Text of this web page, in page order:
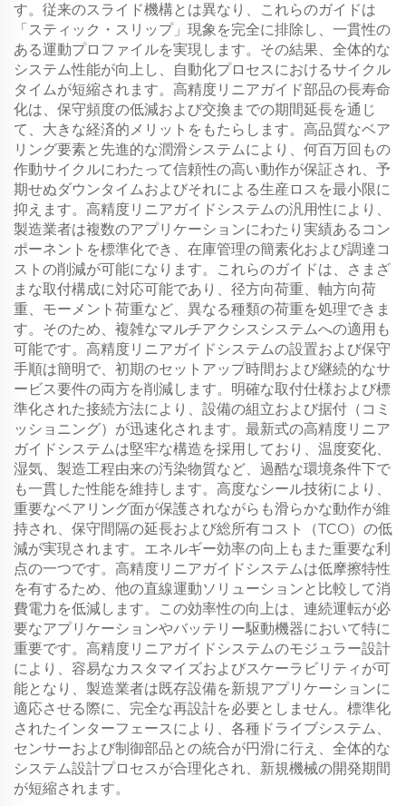
す。従来のスライド機構とは異なり、これらのガイドは
「スティック・スリップ」現象を完全に排除し、一貫性の
ある運動プロファイルを実現します。その結果、全体的な
システム性能が向上し、自動化プロセスにおけるサイクル
タイムが短縮されます。高精度リニアガイド部品の長寿命
化は、保守頻度の低減および交換までの期間延長を通じ
て、大きな経済的メリットをもたらします。高品質なベア
リング要素と先進的な潤滑システムにより、何百万回もの
作動サイクルにわたって信頼性の高い動作が保証され、予
期せぬダウンタイムおよびそれによる生産ロスを最小限に
抑えます。高精度リニアガイドシステムの汎用性により、
製造業者は複数のアプリケーションにわたり実績あるコン
ポーネントを標準化でき、在庫管理の簡素化および調達コ
ストの削減が可能になります。これらのガイドは、さまざ
まな取付構成に対応可能であり、径方向荷重、軸方向荷
重、モーメント荷重など、異なる種類の荷重を処理できま
す。そのため、複雑なマルチアクシスシステムへの適用も
可能です。高精度リニアガイドシステムの設置および保守
手順は簡明で、初期のセットアップ時間および継続的なサ
ービス要件の両方を削減します。明確な取付仕様および標
準化された接続方法により、設備の組立および据付（コミ
ッショニング）が迅速化されます。最新式の高精度リニア
ガイドシステムは堅牢な構造を採用しており、温度変化、
湿気、製造工程由来の汚染物質など、過酷な環境条件下で
も一貫した性能を維持します。高度なシール技術により、
重要なベアリング面が保護されながらも滑らかな動作が維
持され、保守間隔の延長および総所有コスト（TCO）の低
減が実現されます。エネルギー効率の向上もまた重要な利
点の一つです。高精度リニアガイドシステムは低摩擦特性
を有するため、他の直線運動ソリューションと比較して消
費電力を低減します。この効率性の向上は、連続運転が必
要なアプリケーションやバッテリー駆動機器において特に
重要です。高精度リニアガイドシステムのモジュラー設計
により、容易なカスタマイズおよびスケーラビリティが可
能となり、製造業者は既存設備を新規アプリケーションに
適応させる際に、完全な再設計を必要としません。標準化
されたインターフェースにより、各種ドライブシステム、
センサーおよび制御部品との統合が円滑に行え、全体的な
システム設計プロセスが合理化され、新規機械の開発期間
が短縮されます。